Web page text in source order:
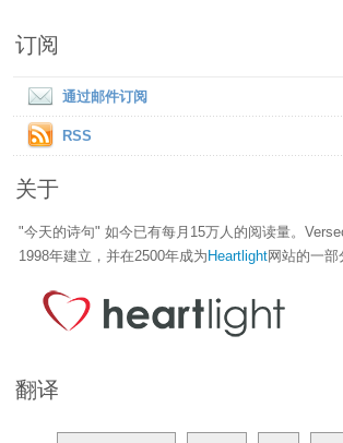
订阅
通过邮件订阅
RSS
关于
"今天的诗句" 如今已有每月15万人的阅读量。
1998年建立，并在2500年成为 Heartlight网站的一部
翻译